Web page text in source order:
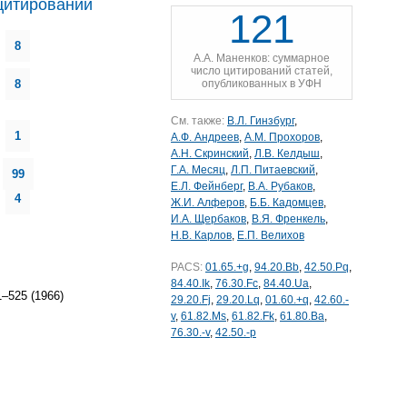
8
8
1
99
4
(1966)
121
А.А. Маненков: суммарное
число цитирований статей,
опубликованных в УФН
См. также: В.Л. Гинзбург,
А.Ф. Андреев, А.М. Прохоров,
А.Н. Скринский, Л.В. Келдыш,
Г.А. Месяц, Л.П. Питаевский,
Е.Л. Фейнберг, В.А. Рубаков,
Ж.И. Алферов, Б.Б. Кадомцев,
И.А. Щербаков, В.Я. Френкель,
Н.В. Карлов, Е.П. Велихов
PACS: 01.65.+g, 94.20.Bb, 42.50.Pq,
84.40.Ik, 76.30.Fc, 84.40.Ua,
29.20.Fj, 29.20.Lq, 01.60.+q, 42.60.-
v, 61.82.Ms, 61.82.Fk, 61.80.Ba,
76.30.-v, 42.50.-p